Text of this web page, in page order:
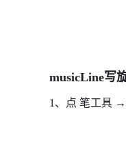
musicLine写
1、点 笔工具 →